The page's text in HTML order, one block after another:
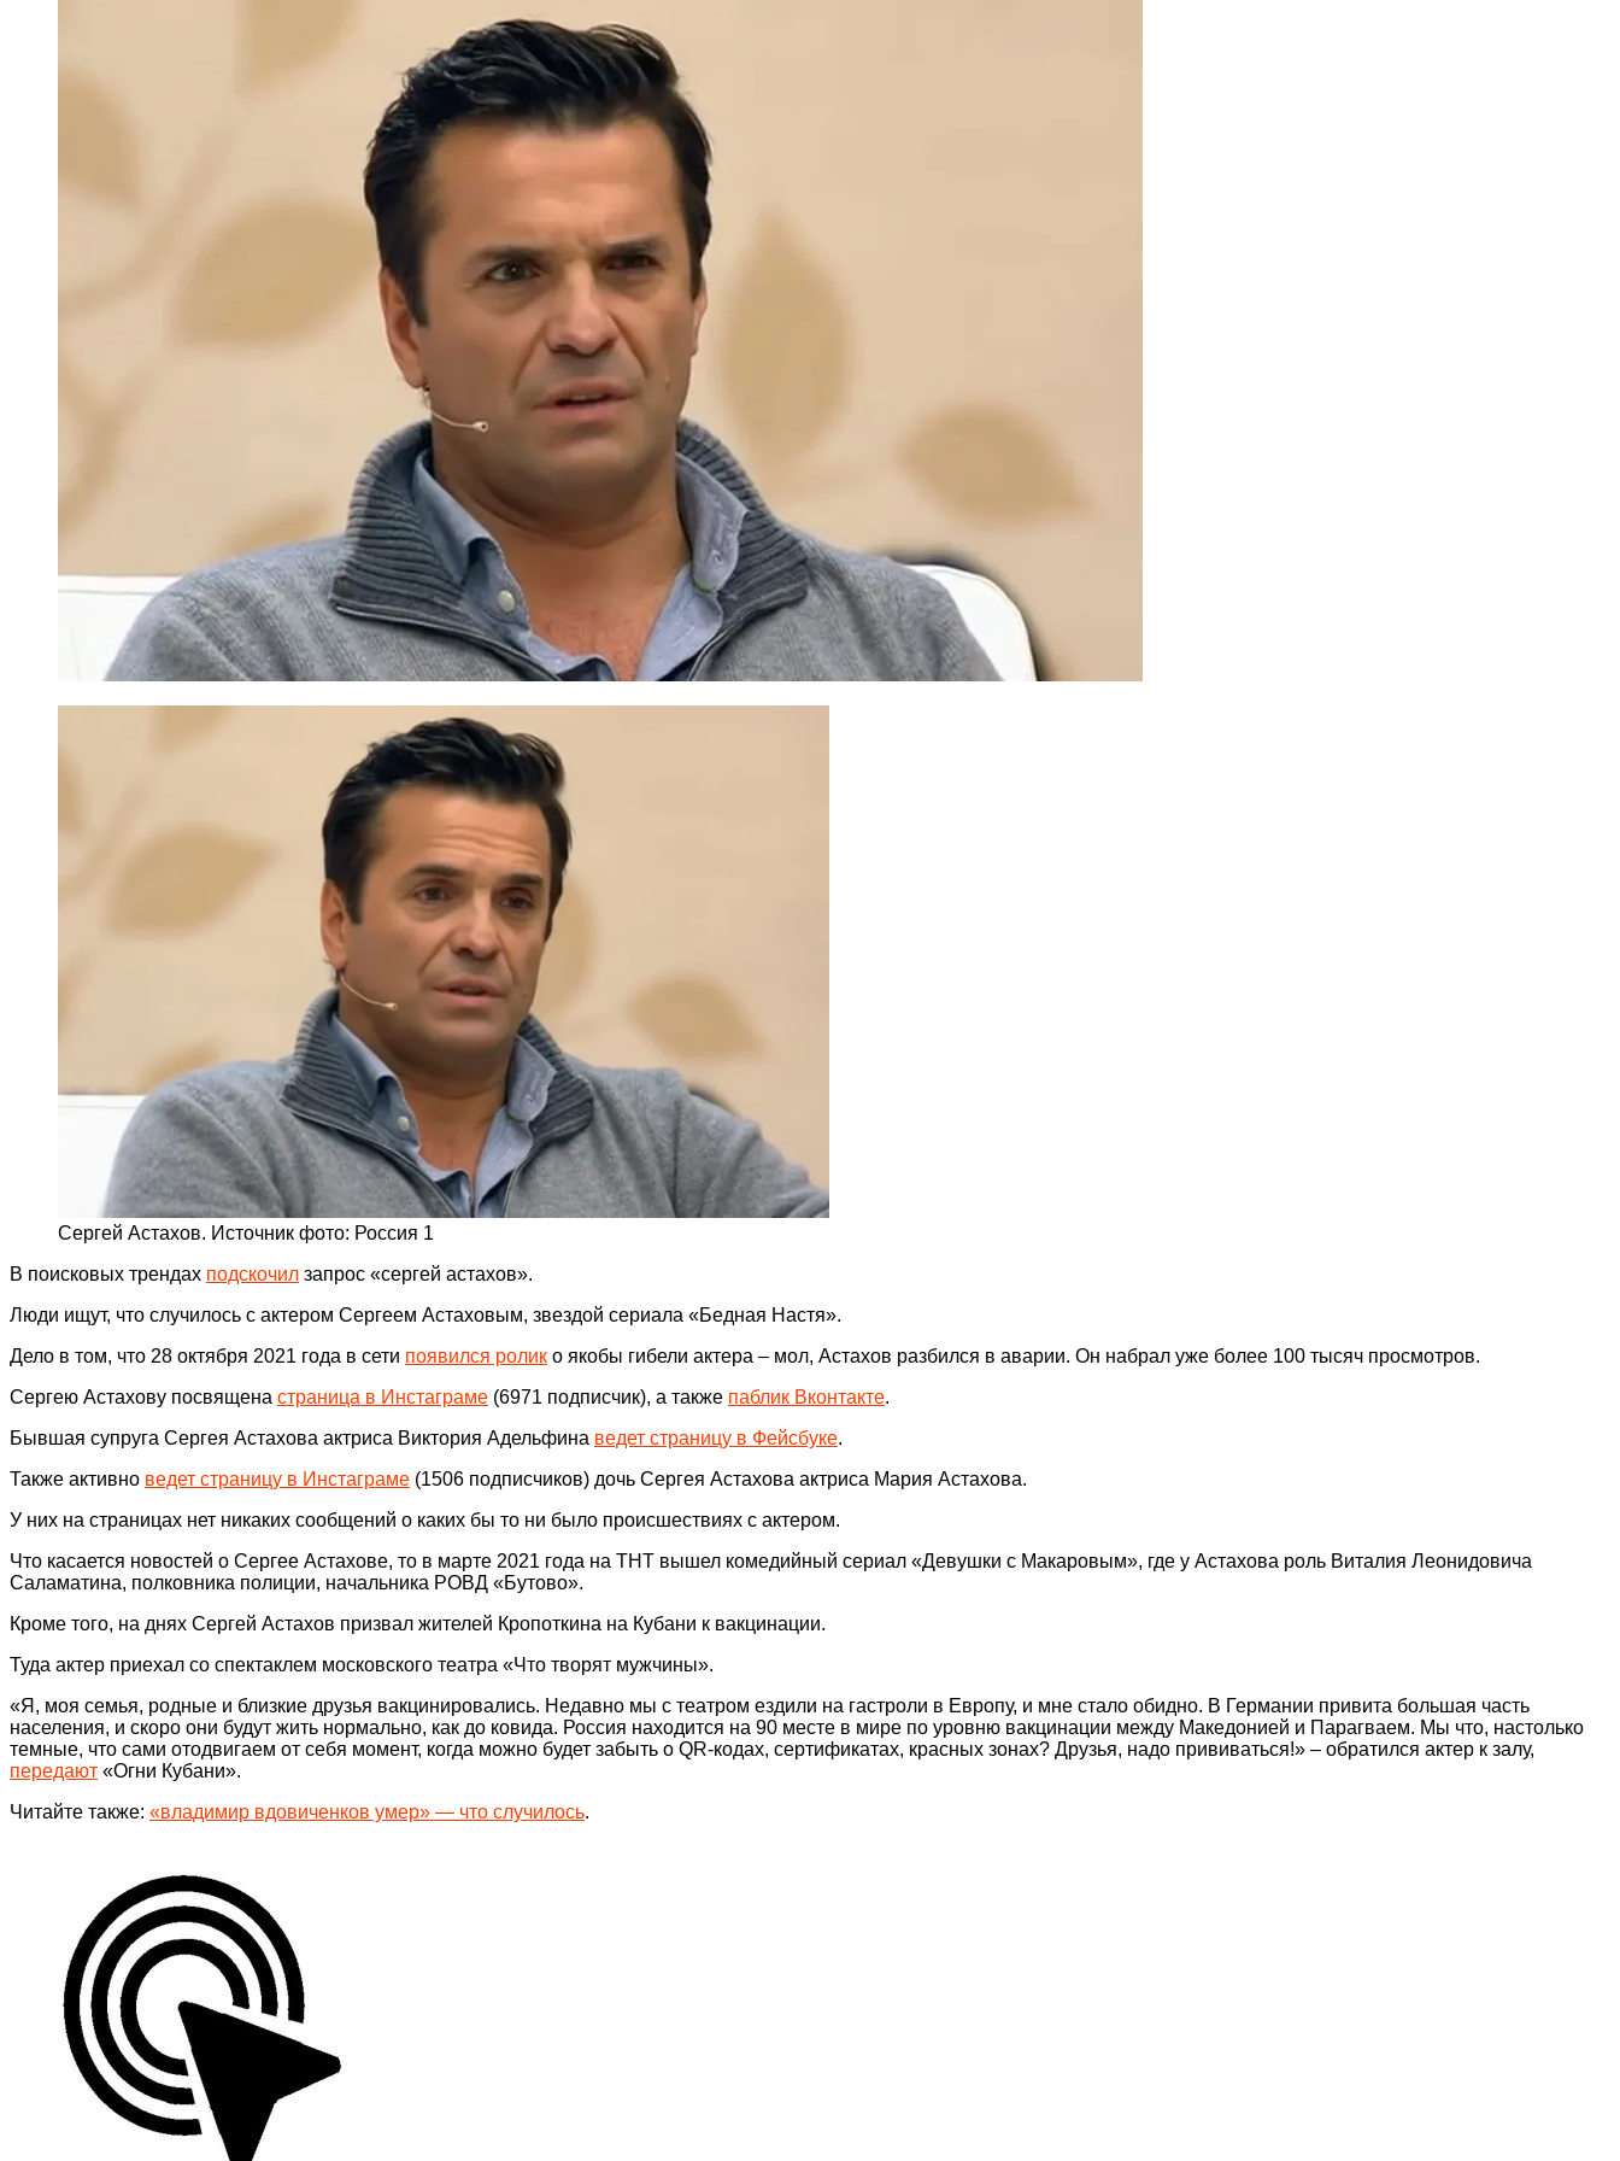
Сергей Астахов. Источник фото: Россия 1
В поисковых трендах подскочил запрос «сергей астахов».
Люди ищут, что случилось с актером Сергеем Астаховым, звездой сериала «Бедная Настя».
Дело в том, что 28 октября 2021 года в сети появился ролик о якобы гибели актера – мол, Астахов разбился в аварии. Он набрал уже более 100 тысяч просмотров.
Сергею Астахову посвящена страница в Инстаграме (6971 подписчик), а также паблик Вконтакте.
Бывшая супруга Сергея Астахова актриса Виктория Адельфина ведет страницу в Фейсбуке.
Также активно ведет страницу в Инстаграме (1506 подписчиков) дочь Сергея Астахова актриса Мария Астахова.
У них на страницах нет никаких сообщений о каких бы то ни было происшествиях с актером.
Что касается новостей о Сергее Астахове, то в марте 2021 года на ТНТ вышел комедийный сериал «Девушки с Макаровым», где у Астахова роль Виталия Леонидовича
Саламатина, полковника полиции, начальника РОВД «Бутово».
Кроме того, на днях Сергей Астахов призвал жителей Кропоткина на Кубани к вакцинации.
Туда актер приехал со спектаклем московского театра «Что творят мужчины».
«Я, моя семья, родные и близкие друзья вакцинировались. Недавно мы с театром ездили на гастроли в Европу, и мне стало обидно. В Германии привита большая часть
населения, и скоро они будут жить нормально, как до ковида. Россия находится на 90 месте в мире по уровню вакцинации между Македонией и Парагваем. Мы что, настолько
темные, что сами отодвигаем от себя момент, когда можно будет забыть о QR-кодах, сертификатах, красных зонах? Друзья, надо прививаться!» – обратился актер к залу,
передают «Огни Кубани».
Читайте также: «владимир вдовиченков умер» — что случилось.